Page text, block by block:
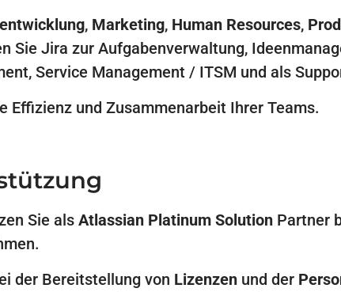
, Marketing, Human Resources,
Sie Jira zur Aufgabenverwaltung,
Service Management / ITSM und als
Effizienz und Zusammenarbeit Ihrer Teams.
Sie als Atlassian Platinum Solution Partner
der Bereitstellung von Lizenzen und der